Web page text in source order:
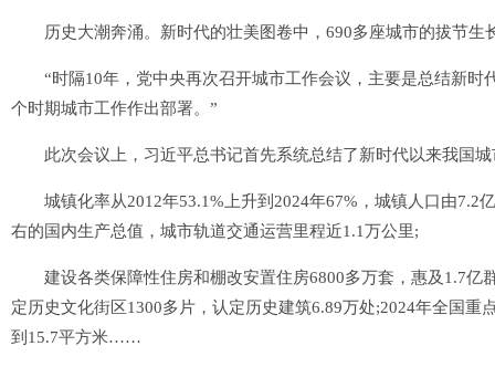
历史大潮奔涌。新时代的壮美图卷中，690多座城市的拔节生
“时隔10年，党中央再次召开城市工作会议，主要是总结新时
个时期城市工作作出部署。”
此次会议上，习近平总书记首先系统总结了新时代以来我国
城镇化率从2012年53.1%上升到2024年67%，城镇人口由7.2
右的国内生产总值，城市轨道交通运营里程近1.1万公里;
建设各类保障性住房和棚改安置住房6800多万套，惠及1.7亿
定历史文化街区1300多片，认定历史建筑6.89万处;2024年全国
到15.7平方米……